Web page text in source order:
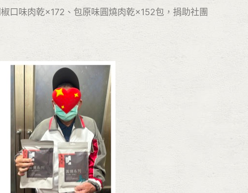
口味肉乾×172、包原味圓燒肉乾×152包，捐助社團